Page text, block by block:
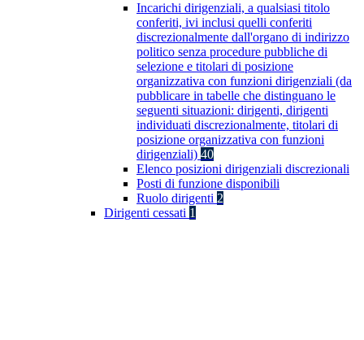
Incarichi dirigenziali, a qualsiasi titolo
conferiti, ivi inclusi quelli conferiti
discrezionalmente dall'organo di indirizzo
politico senza procedure pubbliche di
selezione e titolari di posizione
organizzativa con funzioni dirigenziali (da
pubblicare in tabelle che distinguano le
seguenti situazioni: dirigenti, dirigenti
individuati discrezionalmente, titolari di
posizione organizzativa con funzioni
dirigenziali) 40
Elenco posizioni dirigenziali discrezionali
Posti di funzione disponibili
Ruolo dirigenti 2
Dirigenti cessati 1